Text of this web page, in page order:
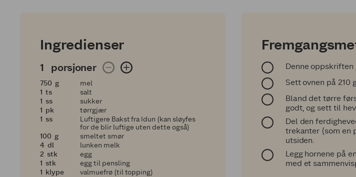
Ingredienser
1 porsjoner
1 porsjoner
750
750 g
mel
11 ts
salt
11 ss
sukker
11 pk
tørrgjær
11 ss
Luftigere Bakst fra Idun (kan sløyfes
for de blir luftige uten dette også)
100
100 g
smeltet smør
4
4 dl
lunken melk
2
2 stk
egg
11 stk
egg til pensling
11 klype valmuefrø (til topping)
Denne oppskriften
Sett ovnen på 210
Bland det tørre
godt, og sett til
Del den
trekanter (som en
utsiden.
Legg hornene på
med et